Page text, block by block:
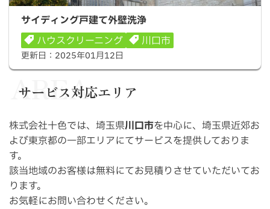
サイディング戸建て外壁洗浄
サイディング戸建て外壁洗浄
ハウスクリーニング
川口市
更新日： 2025年01月12日
サービス対応エリア
AREA
株式会社十色では、埼玉県川口市を中心に、埼玉県近郊お
よび東京都の一部エリアにてサービスを提供しておりま
す。
該当地域のお客様は無料にてお見積りさせていただいてお
ります。
お気軽にお問い合わせください。